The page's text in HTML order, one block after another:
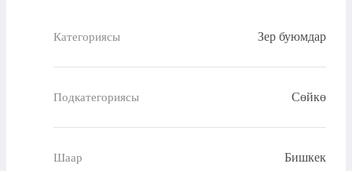
Категориясы Зер буюмдар
Подкатегориясы Сөйкө
Шаар Бишкек